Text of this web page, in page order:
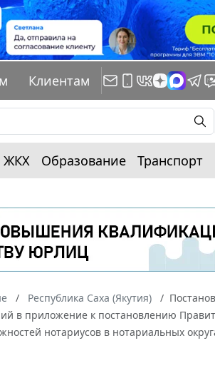
Клиентам
ЖКХ Образование Транспорт
Республика Саха (Якутия)
в приложение к постановлению
нотариусов в нотариальных